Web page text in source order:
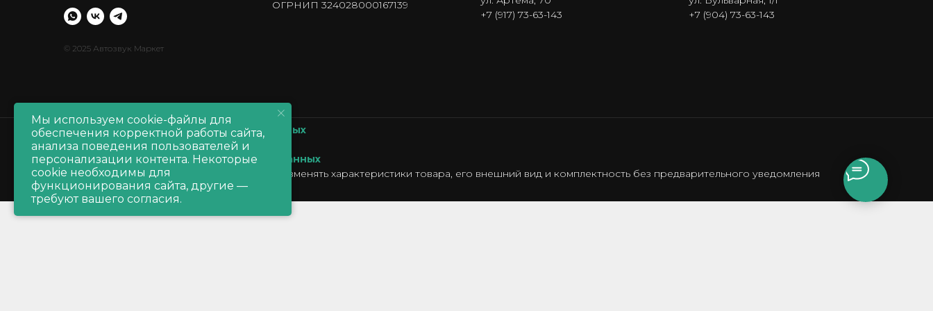
© 2025 Автозвук Маркет
ОГРНИП 324028000167139
+7 (917) 73-63-143
+7 (904) 73-63-143
Политика обработки персональных данных
Политика обработкиcookie
Согласие на обработку персональных данных
Производитель оставляет за собой право изменять характеристики товара, его внешний вид и комплектность без предварительного уведомления
продавца
Мы используем cookie-файлы для
обеспечения корректной работы сайта,
анализа поведения пользователей и
персонализации контента. Некоторые
cookie необходимы для
функционирования сайта, другие —
требуют вашего согласия.